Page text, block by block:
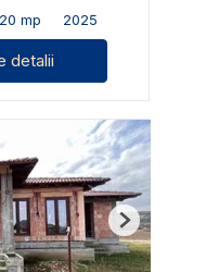
mp 2025
detalii
Next